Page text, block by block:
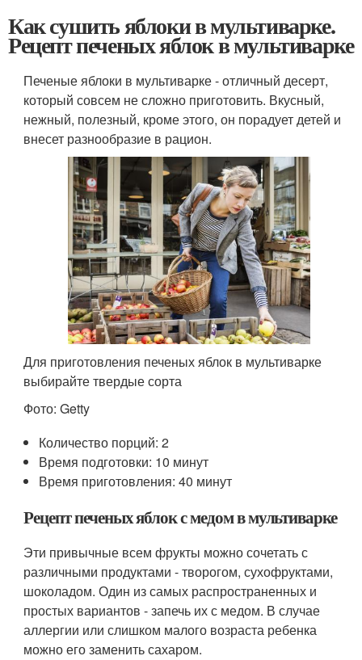
Как сушить яблоки в мультиварке.
Рецепт печеных яблок в мультиварке
Печеные яблоки в мультиварке - отличный десерт,
который совсем не сложно приготовить. Вкусный,
нежный, полезный, кроме этого, он порадует детей и
внесет разнообразие в рацион.
Для приготовления печеных яблок в мультиварке
выбирайте твердые сорта
Фото: Getty
Количество порций: 2
Время подготовки: 10 минут
Время приготовления: 40 минут
Рецепт печеных яблок с медом в мультиварке
Эти привычные всем фрукты можно сочетать с
различными продуктами - творогом, сухофруктами,
шоколадом. Один из самых распространенных и
простых вариантов - запечь их с медом. В случае
аллергии или слишком малого возраста ребенка
можно его заменить сахаром.